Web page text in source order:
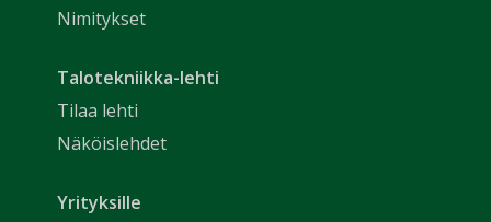
Nimitykset
Talotekniikka-lehti
Tilaa lehti
Näköislehdet
Yrityksille